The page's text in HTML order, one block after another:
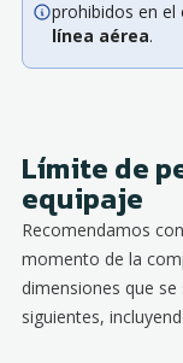
prohibidos en
línea aérea.
Límite de
equipaje
Recomendamos
momento de la
dimensiones que
siguientes,